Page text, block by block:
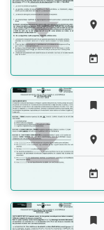
 





